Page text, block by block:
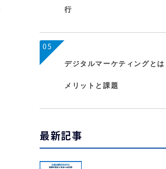
行
05
デジタルマーケティングとは
メリットと課題
最新記事